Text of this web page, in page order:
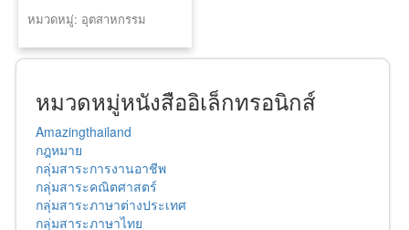
หมวดหมู่: อุตสาหกรรม
หมวดหมู่หนังสืออิเล็กทรอนิกส์
Amazingthailand
กฎหมาย
กลุ่มสาระการงานอาชีพ
กลุ่มสาระคณิตศาสตร์
กลุ่มสาระภาษาต่างประเทศ
กลุ่มสาระภาษาไทย